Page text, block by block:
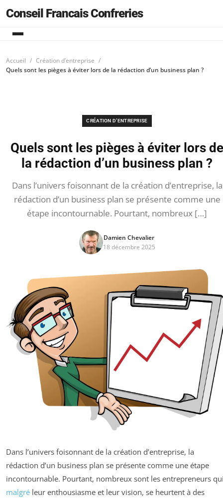
Conseil Francais Confreries
Accueil
Création d’entreprise
Quels sont les pièges à éviter lors de la rédaction d’un business plan ?
CRÉATION D’ENTREPRISE
Quels sont les pièges à éviter lors de
la rédaction d’un business plan ?
Dans l’univers foisonnant de la création d’entreprise, la
rédaction d’un business plan se présente comme une
étape incontournable. Pourtant, nombreux […]
Damien Chevalier
18 décembre 2025
Dans l’univers foisonnant de la création d’entreprise, la
rédaction d’un business plan se présente comme une étape
incontournable. Pourtant, nombreux sont les entrepreneurs
malgré leur enthousiasme et leur vision, se heurtent à des